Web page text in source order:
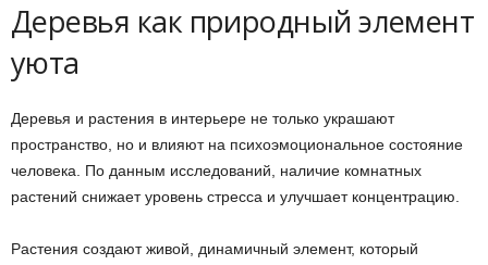
Деревья как природный элемент
уюта
Деревья и растения в интерьере не только украшают
пространство, но и влияют на психоэмоциональное состояние
человека. По данным исследований, наличие комнатных
растений снижает уровень стресса и улучшает концентрацию.
Растения создают живой, динамичный элемент, который